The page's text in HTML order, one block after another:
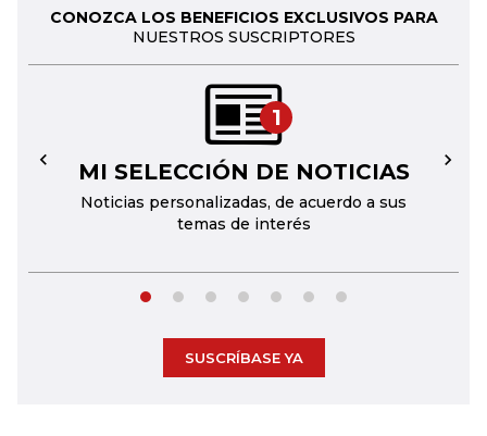
CONOZCA LOS BENEFICIOS EXCLUSIVOS PARA
NUESTROS SUSCRIPTORES
1
MI SELECCIÓN DE NOTICIAS
Noticias personalizadas, de acuerdo a sus
temas de interés
← →
SUSCRÍBASE YA